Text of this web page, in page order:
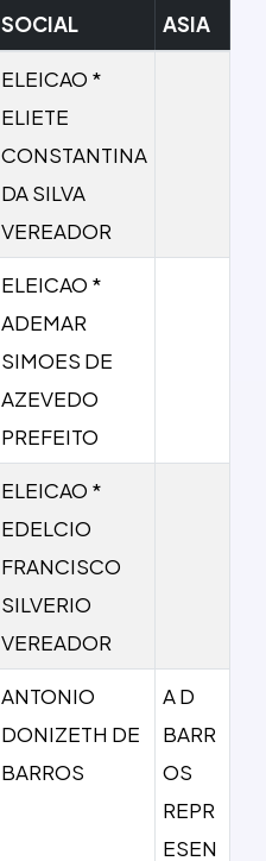
SOCIAL
ASIA
ELEICAO *
ELIETE
CONSTANTINA
DA SILVA
VEREADOR
ELEICAO *
ADEMAR
SIMOES DE
AZEVEDO
PREFEITO
ELEICAO *
EDELCIO
FRANCISCO
SILVERIO
VEREADOR
ANTONIO
DONIZETH DE
BARROS
A D
BARR
OS
REPR
ESEN